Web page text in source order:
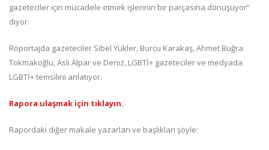
gazeteciler için mücadele etmek işlerinin bir parçasına dönüşüyor”
diyor.
Röportajda gazeteciler Sibel Yükler, Burcu Karakaş, Ahmet Buğra
Tokmakoğlu, Aslı Alpar ve Deniz, LGBTİ+ gazeteciler ve medyada
LGBTİ+ temsilini anlatıyor.
Rapora ulaşmak için tıklayın.
Rapordaki diğer makale yazarları ve başlıkları şöyle: